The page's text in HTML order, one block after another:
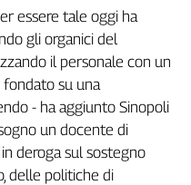
essere tale oggi ha
gli organici del
il personale con un
su una
- ha aggiunto Sinopoli
un docente di
deroga sul sostegno
delle politiche di